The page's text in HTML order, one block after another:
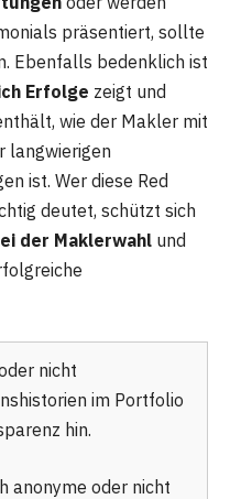
präsentiert, sollte
Ebenfalls bedenklich ist
Erfolge zeigt und
wie der Makler mit
langwierigen
ist. Wer diese Red
deutet, schützt sich
der Maklerwahl und
nicht
im Portfolio
hin.
anonyme oder nicht